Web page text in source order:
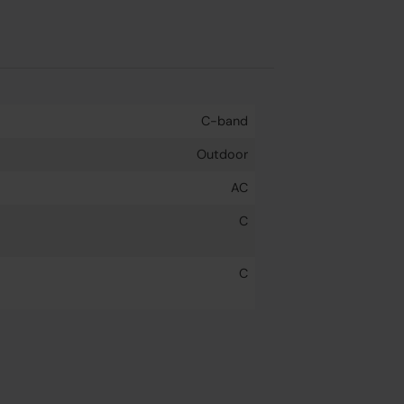
C-band
Outdoor
AC
C
C